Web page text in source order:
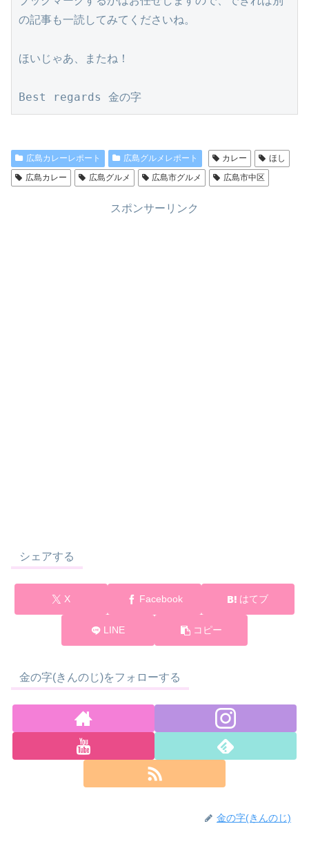
の記事も一読してみてくださいね。
ほいじゃあ、またね！
Best regards 金の字
広島カレーレポート 広島グルメレポート カレー
ほし
広島カレー
広島グルメ 広島市グルメ 広島市中区
スポンサーリンク
シェアする
X Facebook はてブ
LINE コピー
金の字(きんのじ)をフォローする
金の字(きんのじ)